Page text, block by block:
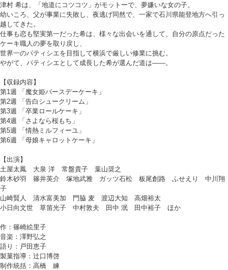
津村 希は、「地道にコツコツ」がモットーで、夢嫌いな女の子。
幼いころ、父が事業に失敗し、夜逃げ同然で、一家で石川県能登地方へ引っ
越してきた。
仕事も恋も堅実第一だった希は、様々な出会いを通して、自分の原点だった
ケーキ職人の夢を取り戻し、
世界一のパティシエを目指して横浜で厳しい修業に挑む。
やがて、パティシエとして成長した希が選んだ道は――。
【収録内容】
第1週 「魔女姫バースデーケーキ」
第2週 「告白シュークリーム」
第3週 「卒業ロールケーキ」
第4週 「さよなら桜もち」
第5週 「情熱ミルフィーユ」
第6週 「母娘キャロットケーキ」
【出演】
土屋太鳳 大泉 洋 常盤貴子 葉山奨之
鈴木砂羽 篠井英介 塚地武雅 ガッツ石松 板尾創路 ふせえり 中川翔
子
山崎賢人 清水富美加 門脇 麦 渡辺大知 高畑裕太
小日向文世 草笛光子 中村敦夫 田中 泯 田中裕子 ほか
作：篠崎絵里子
音楽：澤野弘之
語り：戸田恵子
製菓指導：辻口博啓
制作統括：高橋 練